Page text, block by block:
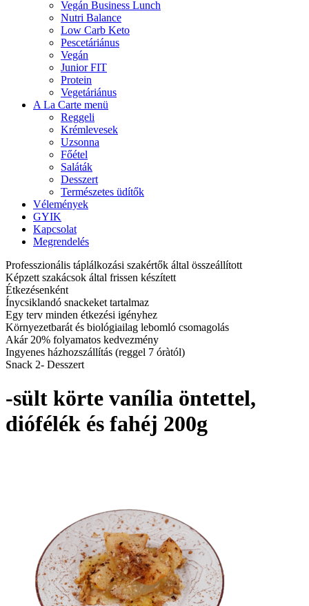
Vegán Business Lunch
Nutri Balance
Low Carb Keto
Pescetáriánus
Vegán
Junior FIT
Protein
Vegetáriánus
A La Carte menü
Reggeli
Krémlevesek
Uzsonna
Főétel
Saláták
Desszert
Természetes üdítők
Vélemények
GYIK
Kapcsolat
Megrendelés
Professzionális táplálkozási szakértők által összeállított
Képzett szakácsok által frissen készített
Étkezésenként
Ínycsiklandó snackeket tartalmaz
Egy terv minden étkezési igényhez
Környezetbarát és biológiailag lebomló csomagolás
Akár 20% folyamatos kedvezmény
Ingyenes házhozszállítás (reggel 7 óràtól)
Snack 2- Desszert
-sült körte vanília öntettel,
diófélék és fahéj 200g